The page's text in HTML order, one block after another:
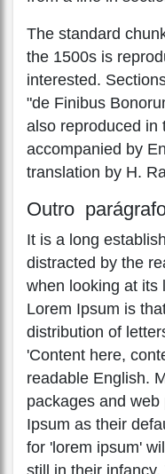
The standard
the 1500s is
interested.
"de Finibus
also reproduced in
accompanied by
translation by H.
Outro
It is a long
distracted by the
when looking at its
Lorem Ipsum is
distribution of
'Content here,
readable English.
packages and
Ipsum as their
for 'lorem ipsum'